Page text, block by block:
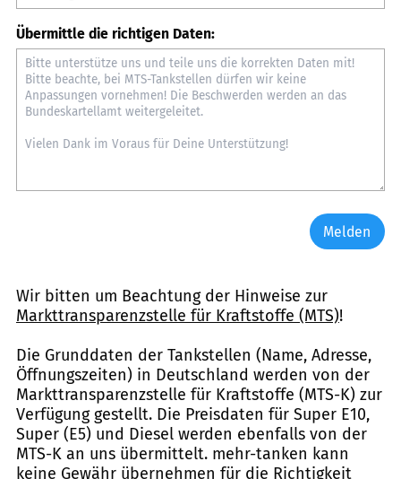
Übermittle die richtigen Daten:
Melden
Wir bitten um Beachtung der Hinweise zur
Markttransparenzstelle für Kraftstoffe (MTS)!
Die Grunddaten der Tankstellen (Name, Adresse,
Öffnungszeiten) in Deutschland werden von der
Markttransparenzstelle für Kraftstoffe (MTS-K) zur
Verfügung gestellt. Die Preisdaten für Super E10,
Super (E5) und Diesel werden ebenfalls von der
MTS-K an uns übermittelt. mehr-tanken kann
keine Gewähr übernehmen für die Richtigkeit